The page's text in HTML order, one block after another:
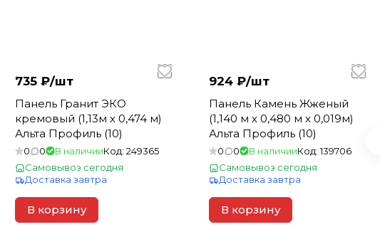
735 ₽/шт
Панель Гранит ЭКО
кремовый (1,13м х 0,474 м)
Альта Профиль (10)
0 0 В наличииКод: 249365
Самовывоз сегодня
Доставка завтра
В корзину
924 ₽/шт
Панель Камень Жженый
(1,140 м х 0,480 м х 0,019м)
Альта Профиль (10)
0 0 В наличииКод:139706
Самовывоз сегодня
Доставка завтра
В корзину